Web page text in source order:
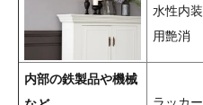
水性内装
用艶消
内部の鉄製品や機械